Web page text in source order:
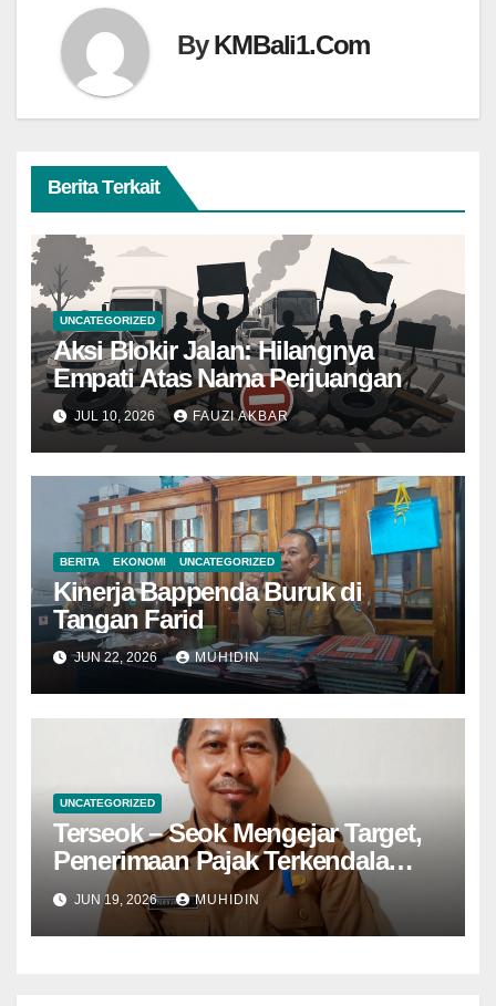
ByKMBali1.Com
Berita Terkait
UNCATEGORIZED
Aksi Blokir Jalan: Hilangnya
Empati Atas Nama Perjuangan
JUL 10, 2026 FAUZI AKBAR
BERITA EKONOMI UNCATEGORIZED
Kinerja Bappenda Buruk di
Tangan Farid
JUN 22, 2026 MUHIDIN
UNCATEGORIZED
Terseok – Seok Mengejar Target,
Penerimaan Pajak Terkendala
NJOP
JUN 19, 2026 MUHIDIN